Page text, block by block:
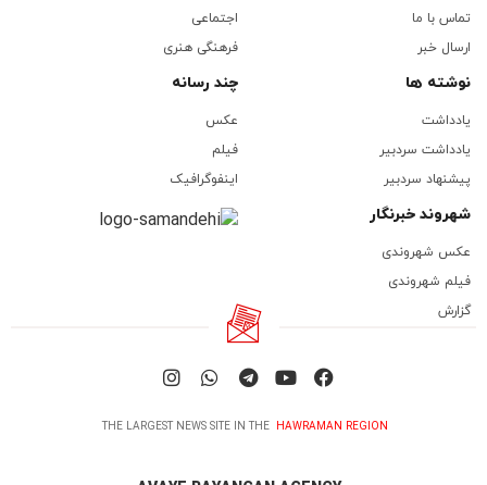
تماس با ما
ارسال خبر
اجتماعی
فرهنگی هنری
نوشته ها
یادداشت
یادداشت سردبیر
پیشنهاد سردبیر
چند رسانه
عکس
فیلم
اینفوگرافیک
شهروند خبرنگار
عکس شهروندی
فیلم شهروندی
گزارش
THE LARGEST NEWS SITE IN THE HAWRAMAN REGION